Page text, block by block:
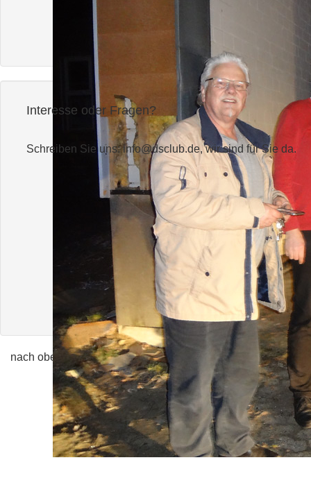
Interesse oder Fragen?
Schreiben Sie uns:info@dsclub.de, wir sind für Sie da.
nach oben |zurück
Copyright © DS Club Deutschland e.V. 2019